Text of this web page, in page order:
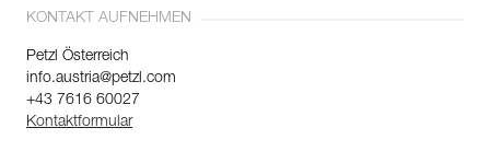
KONTAKT AUFNEHMEN
Petzl Österreich
info.austria@petzl.com
+43 7616 60027
Kontaktformular